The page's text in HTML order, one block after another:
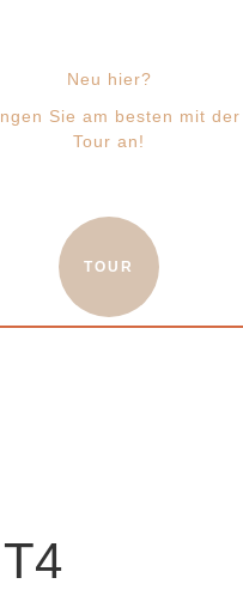
Neu hier?
Sie am besten mit der
Tour an!
TOUR